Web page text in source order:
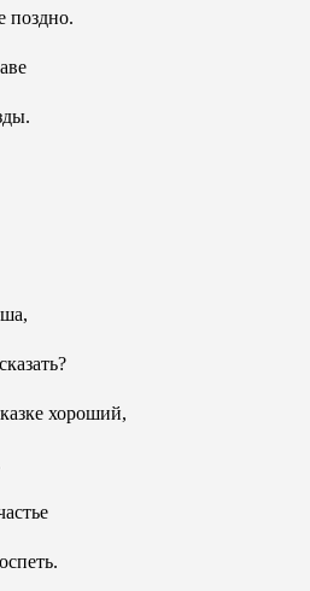
поздно.
хороший,